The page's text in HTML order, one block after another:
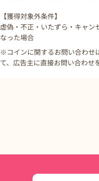
【獲得対象外条件】
虚偽・不正・いたずら・キャ
なった場合
※コインに関するお問い合わせ
て、広告主に直接お問い合わせ